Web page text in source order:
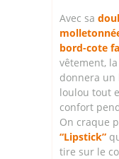
Avec sa
bord-cote
vêtement, la
donnera un
loulou tout
confort
On craque
“Lipstick”
tire sur le